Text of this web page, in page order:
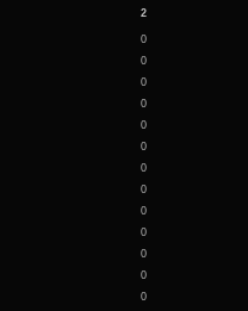
2
0
0
0
0
0
0
0
0
0
0
0
0
0